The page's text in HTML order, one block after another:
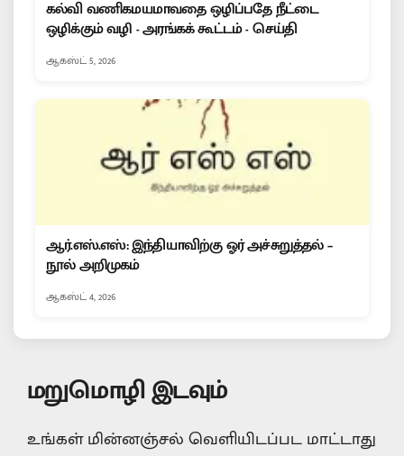
கல்வி வணிகமயமாவதை ஒழிப்பதே நீட்டை
ஒழிக்கும் வழி - அரங்கக் கூட்டம் - செய்தி
ஆகஸ்ட் 5, 2026
ஆர்.எஸ்.எஸ்: இந்தியாவிற்கு ஓர் அச்சுறுத்தல் –
நூல் அறிமுகம்
ஆகஸ்ட் 4, 2026
மறுமொழி இடவும்
உங்கள் மின்னஞ்சல் வெளியிடப்பட மாட்டாது